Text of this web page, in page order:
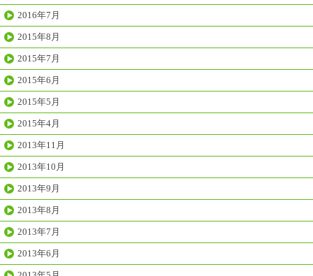
2016年7月
2015年8月
2015年7月
2015年6月
2015年5月
2015年4月
2013年11月
2013年10月
2013年9月
2013年8月
2013年7月
2013年6月